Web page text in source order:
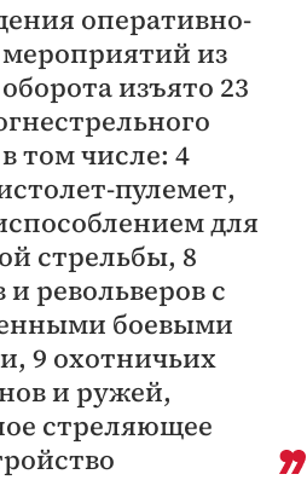
оперативно-
из
изъято 23
том числе: 4
пулемет,
для
стрельбы, 8
револьверов с
боевыми
9 охотничьих
и ружей,
стреляющее